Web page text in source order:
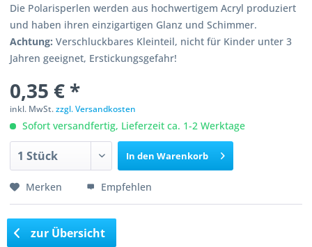
Die Polarisperlen werden aus hochwertigem Acryl produziert
und haben ihren einzigartigen Glanz und Schimmer.
Achtung: Verschluckbares Kleinteil, nicht für Kinder unter 3
Jahren geeignet, Erstickungsgefahr!
0,35 € *
inkl. MwSt.zzgl. Versandkosten
Sofort versandfertig, Lieferzeit ca. 1-2 Werktage
In den Warenkorb
Merken Empfehlen
zur Übersicht